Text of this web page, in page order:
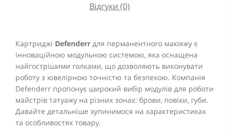
Відгуки (0)
Картриджі Defenderr для перманентного макіяжу є
інноваційною модульною системою, яка оснащена
найгострішими голками, що дозволяють виконувати
роботу з ювелірною точністю та безпекою. Компанія
Defenderr пропонує широкий вибір модулів для роботи
майстрів татуажу на різних зонах: брови, повіки, губи.
Давайте детальніше зупинимося на характеристиках
та особливостях товару.